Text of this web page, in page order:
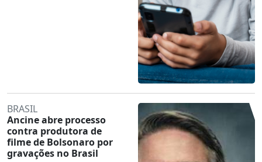
BRASIL
Ancine abre processo
contra produtora de
filme de Bolsonaro por
gravações no Brasil